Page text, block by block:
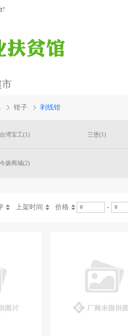
!
市
钳子 剥线钳
台湾宝工(1) 三堡(1)
今扬商城(2)
上架时间 价格 -